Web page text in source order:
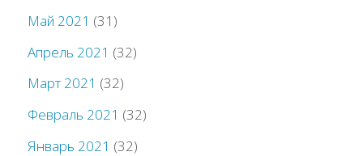
Май 2021 (31)
Апрель 2021 (32)
Март 2021 (32)
Февраль 2021 (32)
Январь 2021 (32)